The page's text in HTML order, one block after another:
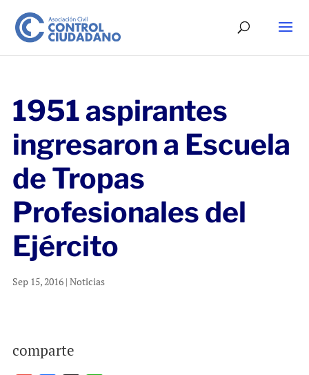
1951 aspirantes
ingresaron a Escuela
de Tropas
Profesionales del
Ejército
Sep 15, 2016| Noticias
comparte